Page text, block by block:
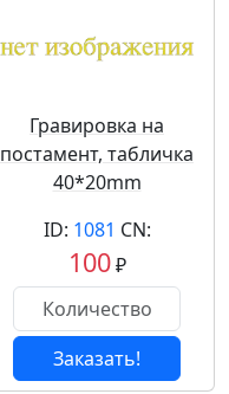
Гравировка на
постамент, табличка
40*20mm
ID: 1081 CN:
100₽
Заказать!